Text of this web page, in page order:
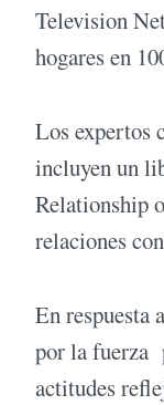
Television
hogares en
Los expertos
incluyen un
Relationship
relaciones
En respuesta
por la fuerza
actitudes